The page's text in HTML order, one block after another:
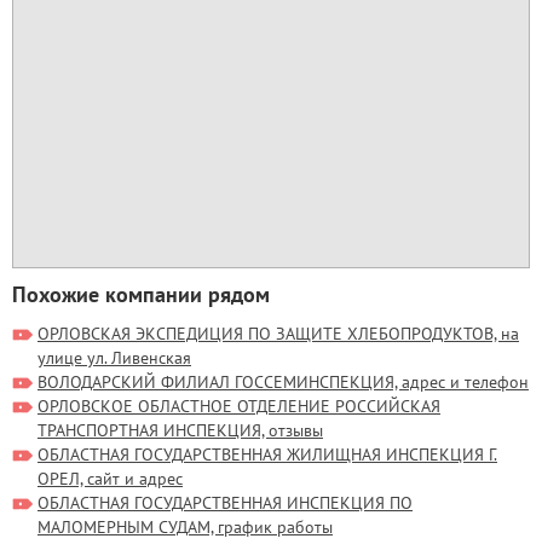
Похожие компании рядом
ОРЛОВСКАЯ ЭКСПЕДИЦИЯ ПО ЗАЩИТЕ ХЛЕБОПРОДУКТОВ, на
улице ул. Ливенская
ВОЛОДАРСКИЙ ФИЛИАЛ ГОССЕМИНСПЕКЦИЯ, адрес и телефон
ОРЛОВСКОЕ ОБЛАСТНОЕ ОТДЕЛЕНИЕ РОССИЙСКАЯ
ТРАНСПОРТНАЯ ИНСПЕКЦИЯ, отзывы
ОБЛАСТНАЯ ГОСУДАРСТВЕННАЯ ЖИЛИЩНАЯ ИНСПЕКЦИЯ Г.
ОРЕЛ, сайт и адрес
ОБЛАСТНАЯ ГОСУДАРСТВЕННАЯ ИНСПЕКЦИЯ ПО
МАЛОМЕРНЫМ СУДАМ, график работы